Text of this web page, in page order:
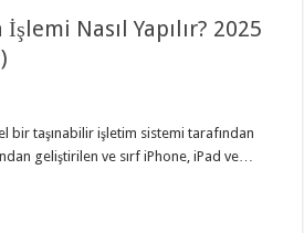
Nasıl Yapılır? 2025
bir taşınabilir işletim sistemi tarafından
geliştirilen ve sırf iPhone, iPad ve…